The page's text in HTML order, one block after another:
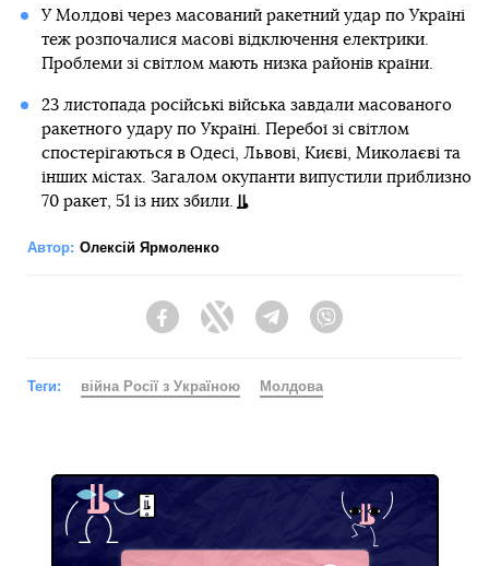
У Молдові через масований ракетний удар по Україні
теж розпочалися масові відключення електрики.
Проблеми зі світлом мають низка районів країни.
23 листопада російські війська завдали масованого
ракетного удару по Україні. Перебої зі світлом
спостерігаються в Одесі, Львові, Києві, Миколаєві та
інших містах. Загалом окупанти випустили приблизно
70 ракет, 51 із них збили.
Автор: Олексій Ярмоленко
FacebookTwitter Telegram
Теги: війна Росії з Україною Молдова